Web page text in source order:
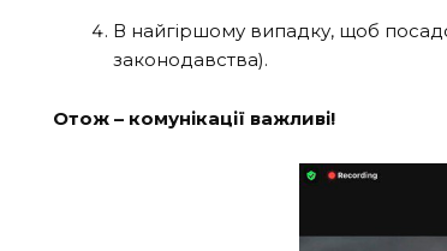
В найгіршому випадку, щоб
законодавства).
Отож – комунікації важливі!